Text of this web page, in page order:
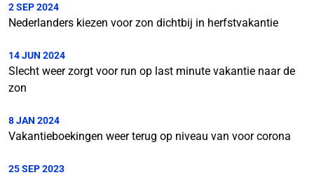
2 SEP 2024
Nederlanders kiezen voor zon dichtbij in herfstvakantie
14 JUN 2024
Slecht weer zorgt voor run op last minute vakantie naar de
zon
8 JAN 2024
Vakantieboekingen weer terug op niveau van voor corona
25 SEP 2023